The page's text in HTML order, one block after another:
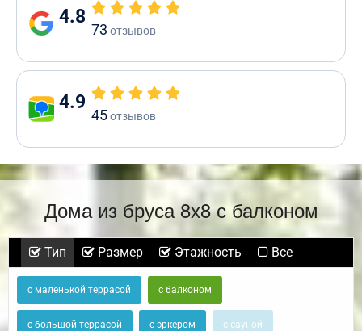
4.8
73 отзывов
4.9
45отзывов
Дома из бруса 8х8 с балконом
Тип Размер Этажность Все
с маленькой террасой с балконом
с большой террасой с эркером с сауной